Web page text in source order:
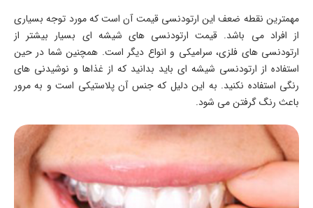
مهمترین نقطه ضعف این ارتودنسی قیمت آن است که مورد توجه بسیاری
از افراد می باشد. قیمت ارتودنسی های شیشه ای بسیار بیشتر از
ارتودنسی های فلزی، سرامیکی و انواع دیگر است. همچنین شما در حین
استفاده از ارتودنسی شیشه ای باید بدانید که از غذاها و نوشیدنی های
رنگی استفاده نکنید. به این دلیل که جنس آن پلاستیکی است و به مرور
باعث رنگ گرفتن می شود.